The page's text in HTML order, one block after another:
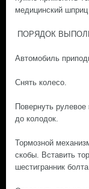
медицинский
ПОРЯДОК
Автомобиль
Снять колесо.
Повернуть
до колодок.
Тормозной
скобы. Вставить
шестигранник